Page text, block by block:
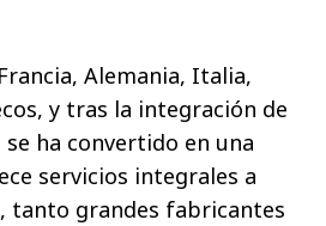
Alemania, Italia,
y tras la integración de
ha convertido en una
servicios integrales a
tanto grandes fabricantes